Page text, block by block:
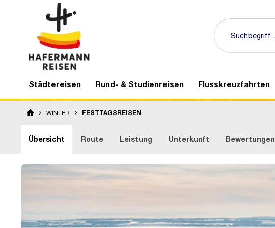
Städtereisen Rund- & Studienreisen Flusskreuzfahrten
WINTER FESTTAGSREISEN
Übersicht Route Leistung Unterkunft Bewertungen